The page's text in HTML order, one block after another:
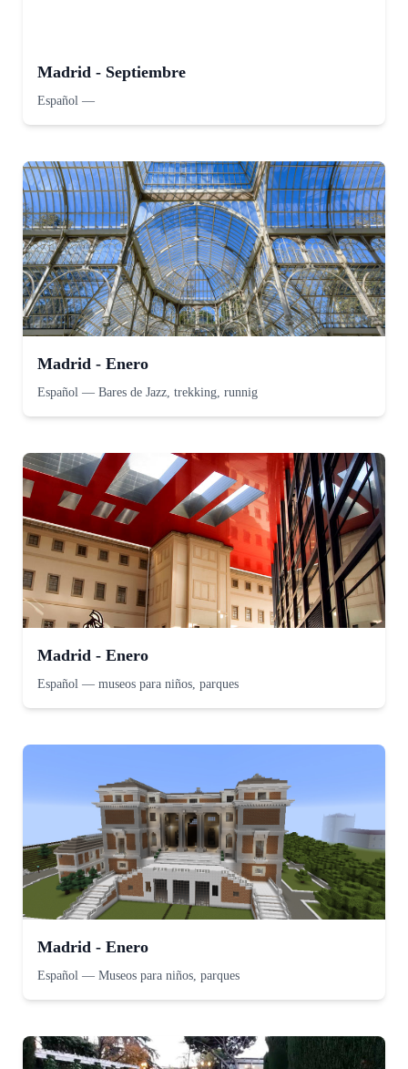
Madrid - Septiembre
Español —
Madrid - Enero
Español — Bares de Jazz, trekking, runnig
Madrid - Enero
Español — museos para niños, parques
Madrid - Enero
Español — Museos para niños, parques